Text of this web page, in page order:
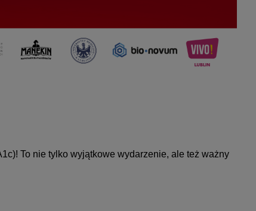
To nie tylko wyjątkowe wydarzenie, ale też ważny